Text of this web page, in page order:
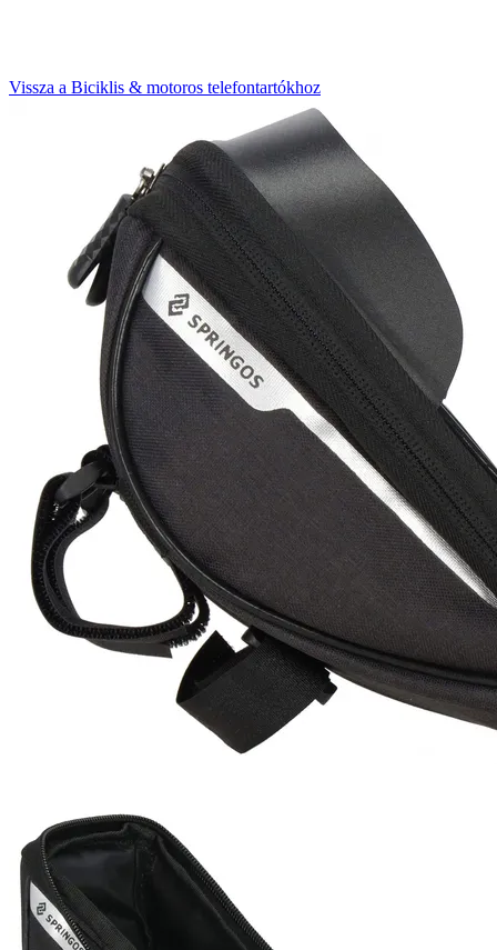
Vissza a Biciklis & motoros telefontartókhoz